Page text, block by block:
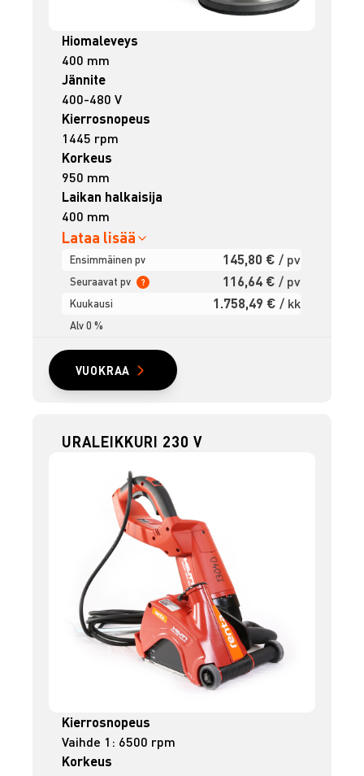
Hiomaleveys
400 mm
Jännite
400-480 V
Kierrosnopeus
1445 rpm
Korkeus
950 mm
Laikan halkaisija
400 mm
Lataa lisää
Ensimmäinen pv 145,80 € / pv
Seuraavat pv ? 116,64 € / pv
Kuukausi 1.758,49 € / kk
Alv 0 %
VUOKRAA
URALEIKKURI 230 V
Kierrosnopeus
Vaihde 1: 6500 rpm
Korkeus